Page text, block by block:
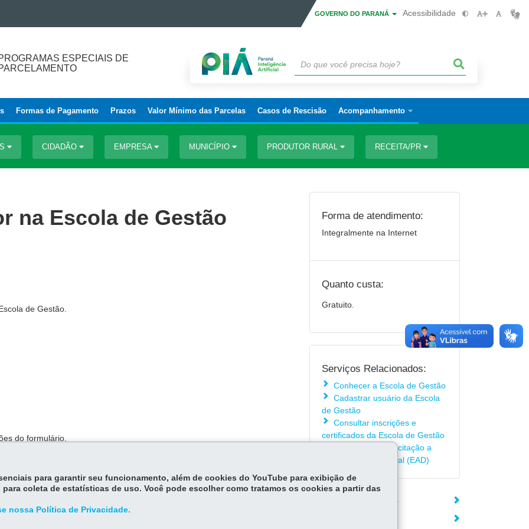
GOVERNO DO PARANÁ Acessibilidade
ESPECIAIS DE
Formas de Pagamento Prazos Valor Mínimo das Parcelas Casos de Rescisão Acompanhamento
CIDADÃO EMPRESA MUNICÍPIO PRODUTOR RURAL RECEITA/PR
na Escola de Gestão
de Gestão.
do formulário.
Forma de atendimento:
Integralmente na Internet
Quanto custa:
Gratuito.
Serviços Relacionados:
Conhecer a Escola de Gestão
Cadastrar usuário da Escola
de Gestão
Consultar inscrições e
certificados da Escola de Gestão
Conhecer a capacitação a
distância - Efaz Digital (EAD)
ÓRGÃO RESPONSÁVEL
para garantir seu funcionamento, além de cookies do YouTube para exibição de
coleta de estatísticas de uso. Você pode escolher como tratamos os cookies a partir das
nossa Política de Privacidade.